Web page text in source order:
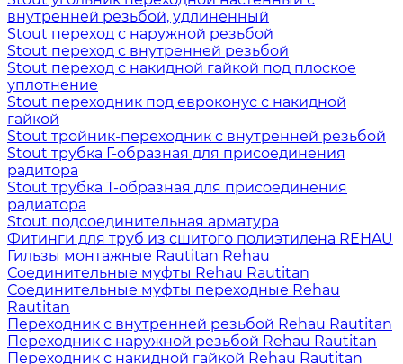
внутренней резьбой, удлиненный
Stout переход с наружной резьбой
Stout переход с внутренней резьбой
Stout переход с накидной гайкой под плоское
уплотнение
Stout переходник под евроконус с накидной
гайкой
Stout тройник-переходник с внутренней резьбой
Stout трубка Г-образная для присоединения
радитора
Stout трубка T-образная для присоединения
радиатора
Stout подсоединительная арматура
Фитинги для труб из сшитого полиэтилена REHAU
Гильзы монтажные Rautitan Rehau
Соединительные муфты Rehau Rautitan
Соединительные муфты переходные Rehau
Rautitan
Переходник с внутренней резьбой Rehau Rautitan
Переходник с наружной резьбой Rehau Rautitan
Переходник с накидной гайкой Rehau Rautitan